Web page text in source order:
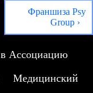
Франшиза Psy
Group ›
Ассоциацию
Медицинский